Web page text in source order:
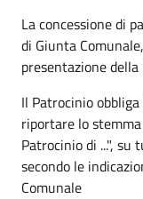
La concessione di
di Giunta
presentazione
Il Patrocinio
riportare lo
Patrocinio di ...",
secondo le
Comunale